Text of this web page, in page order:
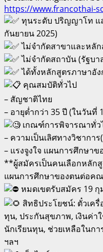
https://www.francothai-
ทุนระดับ ปริญญาโท แ
กันยายน 2025)
ไม่จำกัดสาขาและหลัก
ไม่จำกัดสถาบัน (รัฐบา
ได้ทั้งหลักสูตรภาษาอั
คุณสมบัติทั่วไป
– สัญชาติไทย
– อายุต่ำกว่า 35 ปี (ในวันที่
เกณฑ์การพิจารณาทั่ว
– ความเป็นเลิศทางวิชากา
– แรงจูงใจ แผนการศึกษาข
**ผู้สมัครเป็นคนเลือกหลัก
แผนการศึกษาของตนต่อค
หมดเขตรับสมัคร 19
สิทธิประโยชน์: ตั๋วเค
ทุน, ประกันสุขภาพ, เงินค่า
นักเรียนทุน, ช่วยเหลือในก
ฯลฯ